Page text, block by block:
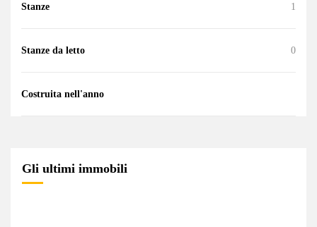
Stanze 1
Stanze da letto 0
Costruita nell'anno
Gli ultimi immobili